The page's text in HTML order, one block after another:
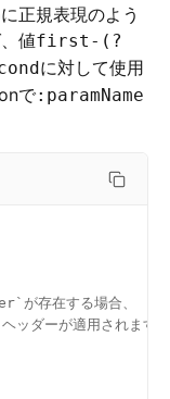
正規表現のよう
値first-(?
に対して使用
で:paramName
が存在する場合、
ダーが適用されます